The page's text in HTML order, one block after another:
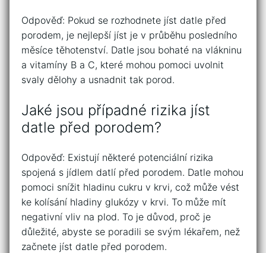
Odpověď: Pokud se rozhodnete jíst datle před
porodem, je nejlepší jíst je v průběhu posledního
měsíce těhotenství. Datle jsou bohaté na vlákninu
a vitamíny B a C, které mohou pomoci uvolnit
svaly dělohy a usnadnit tak porod.
Jaké jsou případné rizika jíst
datle před porodem?
Odpověď: Existují některé potenciální rizika
spojená s jídlem datlí před porodem. Datle mohou
pomoci snížit hladinu cukru v krvi, což může vést
ke kolísání hladiny glukózy v krvi. To může mít
negativní vliv na plod. To je důvod, proč je
důležité, abyste se poradili se svým lékařem, než
začnete jíst datle před porodem.